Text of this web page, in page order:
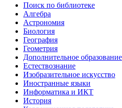
Поиск по библиотеке
Алгебра
Астрономия
Биология
География
Геометрия
Дополнительное образование
Естествознание
Изобразительное искусство
Иностранные языки
Информатика и ИКТ
История